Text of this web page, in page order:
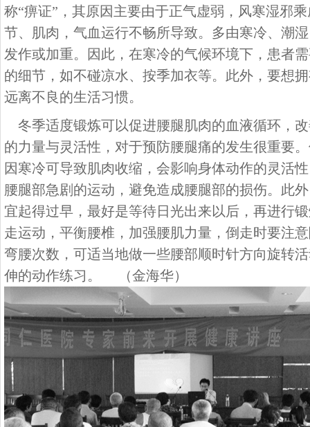
称“痹证”，其原因主要由于正气虚弱，风寒湿邪
节、肌肉，气血运行不畅所导致。多由寒冷、潮
发作或加重。因此，在寒冷的气候环境下，患者
的细节，如不碰凉水、按季加衣等。此外，要想
远离不良的生活习惯。
冬季适度锻炼可以促进腰腿肌肉的血液循环，
的力量与灵活性，对于预防腰腿痛的发生很重要
因寒冷可导致肌肉收缩，会影响身体动作的灵活
腰腿部急剧的运动，避免造成腰腿部的损伤。此
宜起得过早，最好是等待日光出来以后，再进行
走运动，平衡腰椎，加强腰肌力量，倒走时要注
弯腰次数，可适当地做一些腰部顺时针方向旋转
伸的动作练习。 （金海华）